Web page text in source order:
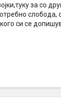
за со
си се